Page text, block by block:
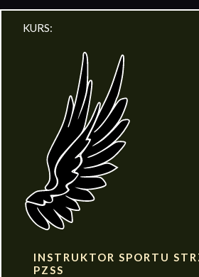
KURS:
INSTRUKTOR SPORTU
PZSS